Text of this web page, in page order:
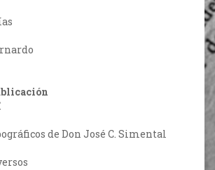
de Don José C. Simental